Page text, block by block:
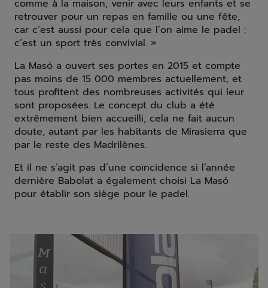
comme à la maison, venir avec leurs enfants et se
retrouver pour un repas en famille ou une fête,
car c’est aussi pour cela que l’on aime le padel :
c’est un sport très convivial. »
La Masó a ouvert ses portes en 2015 et compte
pas moins de 15 000 membres actuellement, et
tous profitent des nombreuses activités qui leur
sont proposées. Le concept du club a été
extrêmement bien accueilli, cela ne fait aucun
doute, autant par les habitants de Mirasierra que
par le reste des Madrilènes.
Et il ne s’agit pas d’une coïncidence si l’année
dernière Babolat a également choisi La Masó
pour établir son siège pour le padel.